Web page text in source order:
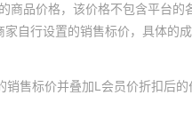
商品价格，该价格不包含平台
自行设置的销售标价，具体的
售标价并叠加L会员价折扣后的